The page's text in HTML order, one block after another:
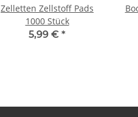
Zelletten Zellstoff Pads
1000 Stück
5,99 € *